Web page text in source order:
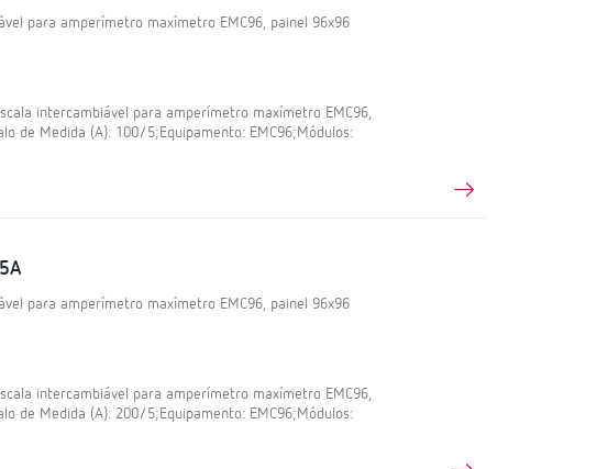
para amperímetro maxímetro EMC96, painel 96x96
intercambiável para amperímetro maxímetro EMC96,
de Medida (A): 100/5;Equipamento: EMC96;Módulos:
para amperímetro maxímetro EMC96, painel 96x96
intercambiável para amperímetro maxímetro EMC96,
de Medida (A): 200/5;Equipamento: EMC96;Módulos: